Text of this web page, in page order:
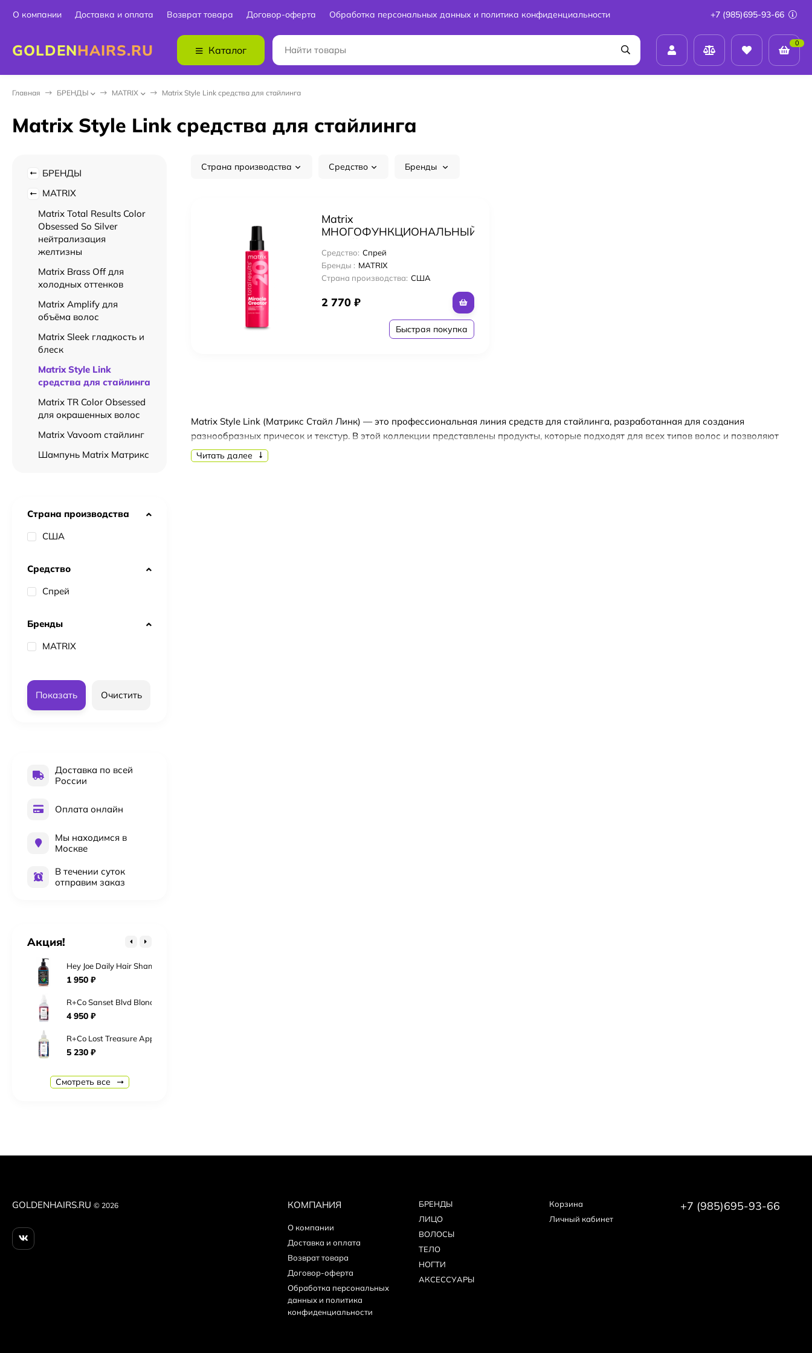
О компании Доставка и оплата Возврат товара Договор-оферта Обработка персональных данных и политика конфиденциальности +7 (985)695-93-66
GOLDENHAIRS.RU Каталог
0
Главная БPEНДЫ MATRIX Matrix Style Link средства для стайлинга
Matrix Style Link средства для стайлинга
Страна производства Средство Бренды
Matrix
МНОГОФУНКЦИОНАЛЬНЫЙ
20 В 1, 190 МЛ
Средство: Спрей
Бренды : MATRIX
Страна производства: США
2 770 ₽
Быстрая покупка
Matrix Style Link (Матрикс Стайл Линк) — это профессиональная линия средств для стайлинга, разработанная для создания
разнообразных причесок и текстур. В этой коллекции представлены продукты, которые подходят для всех типов волос и позволяют
добиться как естественного, так и креативного стиля.
Читать далее
БPEНДЫ
MATRIX
Matrix Total Results Color
Obsessed So Silver
нейтрализация
желтизны
Matrix Brass Off для
холодных оттенков
Matrix Amplify для
объёма волос
Matrix Sleek гладкость и
блеск
Matrix Style Link
средства для стайлинга
Matrix TR Color Obsessed
для окрашенных волос
Matrix Vavoom стайлинг
Шампунь Matrix Матрикс
Страна производства
США
Средство
Спрей
Бренды
MATRIX
Показать Очистить
Доставка по всей
России
Оплата онлайн
Мы находимся в
Москве
В течении суток
отправим заказ
Акция!
2 016₽
Hey Joe Daily Hair Shampoo Шампунь для ежедневного использования 250 мл
1 950 ₽
R+Co Sanset Blvd Blonde Сансет Бульвар Toning+Styling Crème 124 мл Крем для укладки светлых волос
4 950 ₽
R+Co Lost Treasure Apple Cider Vinegar 177 мл «Мое сокровище» кондиционер для кожи головы и волос с яблочным уксусом
5 230 ₽
R+Co Ring Tone Ultra Fefining Gel Crème Гель-Крем Рингтон 177 мл для волос Ультрадефинирующий
5 290₽
Christina Fitzgerald Профессиональное средство 200 мл Ultra Remove Gel Nails Polish для снятия гелевого покрытия Remover
Christina Fitzgerald Топ Ultra Non Wipe Top без дисперсионного слоя для гелевого покрытия 15 мл
Christina Fitzgerald Праймер Ultra Primer для подготовки к покрытию гелем 15 мл
Смотреть все
GOLDENHAIRS.RU © 2026 КОМПАНИЯ
О компании
Доставка и оплата
Возврат товара
Договор-оферта
Обработка персональных
данных и политика
конфиденциальности
БPEНДЫ
ЛИЦО
ВОЛОСЫ
ТЕЛО
НОГТИ
АКСЕССУАРЫ
Корзина
Личный кабинет
+7 (985)695-93-66